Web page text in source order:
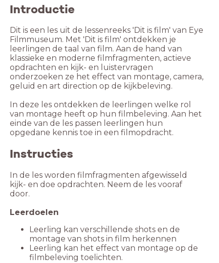
Introductie
Dit is een les uit de lessenreeks 'Dit is film' van Eye
Filmmuseum. Met 'Dit is film' ontdekken je
leerlingen de taal van film. Aan de hand van
klassieke en moderne filmfragmenten, actieve
opdrachten en kijk- en luistervragen
onderzoeken ze het effect van montage, camera,
geluid en art direction op de kijkbeleving.
In deze les ontdekken de leerlingen welke rol
van montage heeft op hun filmbeleving. Aan het
einde van de les passen leerlingen hun
Instructies
In de les worden filmfragmenten afgewisseld
kijk- en doe opdrachten. Neem de les vooraf
door.
Leerdoelen
Leerling kan verschillende shots en de
montage van shots in film herkennen
Leerling kan het effect van montage op de
filmbeleving toelichten.